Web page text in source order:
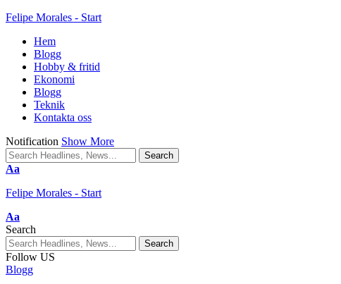
Felipe Morales - Start
Hem
Blogg
Hobby & fritid
Ekonomi
Blogg
Teknik
Kontakta oss
Notification Show More
Aa
Felipe Morales - Start
Aa
Search
Follow US
Blogg